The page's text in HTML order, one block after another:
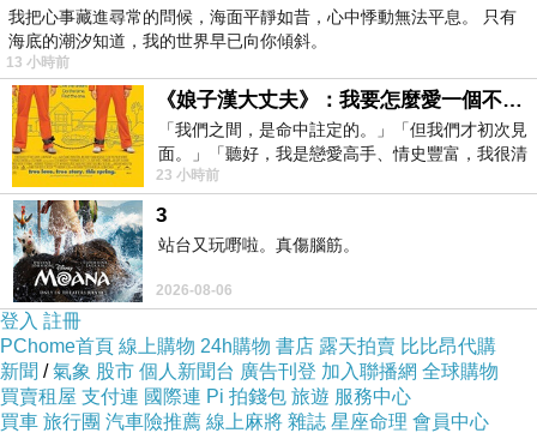
若您不知如
何選擇尺
碼，可於備
註欄提供您
的身高、體
重及性別，
我們出貨前
我把心事藏進尋常的問候，海面平靜如昔，心中悸動無法平息。 只有
海底的潮汐知道，我的世界早已向你傾斜。
13 小時前
《娘子漢大丈夫》：我要怎麼愛一個不存在的人？
「我們之間，是命中註定的。」「但我們才初次見
面。」「聽好，我是戀愛高手、情史豐富，我很清
楚這種感覺，你我之間的那種感覺，現
23 小時前
3
站台又玩嘢啦。真傷腦筋。
2026-08-06
登入 註冊
PChome首頁 線上購物 24h購物 書店 露天拍賣 比比昂代購
新聞 /氣象 股市 個人新聞台 廣告刊登 加入聯播網 全球購物
買賣租屋 支付連 國際連 Pi 拍錢包 旅遊 服務中心
買車 旅行團 汽車險推薦 線上麻將 雜誌 星座命理 會員中心